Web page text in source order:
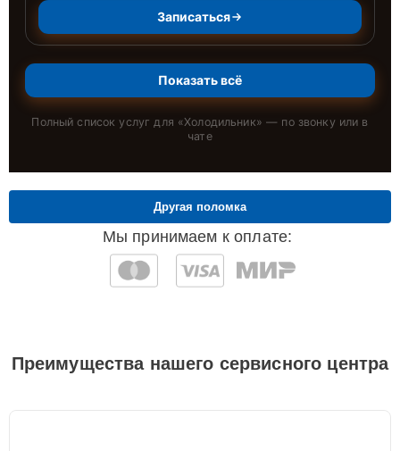
Записаться
Показать всё
Полный список услуг для «Холодильник» — по звонку или в
чате
Мы принимаем к оплате:
Другая поломка
Преимущества нашего сервисного центра